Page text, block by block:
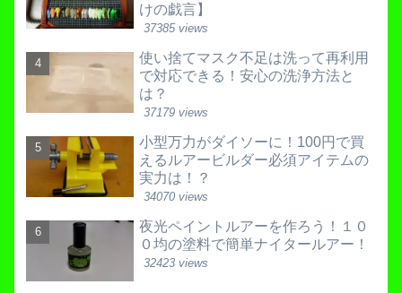
けの戯言】
37385 views
使い捨てマスク不足は洗って再利用
で対応できる！安心の洗浄方法と
は？
37179 views
小型万力がダイソーに！100円で買
えるルアービルダー必須アイテムの
実力は！？
34070 views
夜光ペイントルアーを作ろう！１０
０均の塗料で簡単ナイタールアー！
32423 views